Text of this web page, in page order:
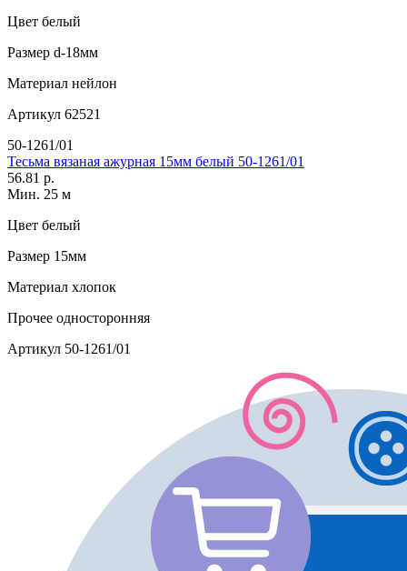
Цвет белый
Размер d-18мм
Материал нейлон
Артикул 62521
50-1261/01
Тесьма вязаная ажурная 15мм белый 50-1261/01
56.81 р.
Мин. 25 м
Цвет белый
Размер 15мм
Материал хлопок
Прочее односторонняя
Артикул 50-1261/01